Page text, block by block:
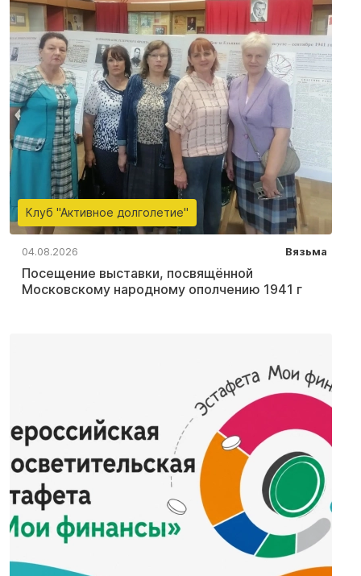
Клуб "Активное долголетие"
04.08.2026 Вязьма
Посещение выставки, посвящённой
Московскому народному ополчению 1941 г